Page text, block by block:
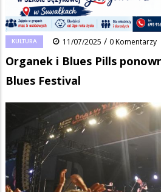
nawigacyjnaFacebook
KULTURA 11/07/2025 / 0 Komentarzy
Organek i Blues Pills
Blues Festival